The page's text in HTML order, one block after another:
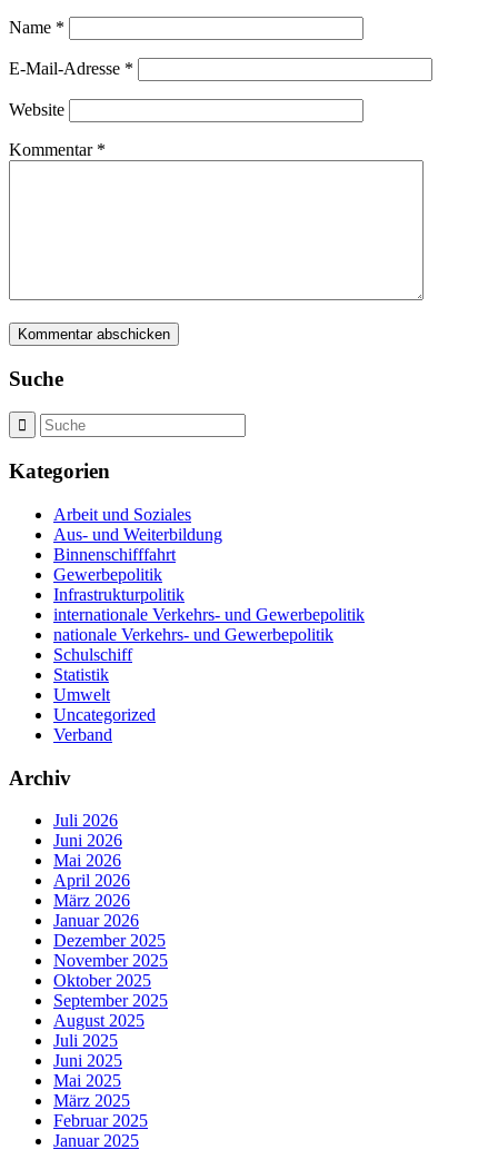
Name *
E-Mail-Adresse *
Website
Kommentar *
Suche
Kategorien
Arbeit und Soziales
Aus- und Weiterbildung
Binnenschifffahrt
Gewerbepolitik
Infrastrukturpolitik
internationale Verkehrs- und Gewerbepolitik
nationale Verkehrs- und Gewerbepolitik
Schulschiff
Statistik
Umwelt
Uncategorized
Verband
Archiv
Juli 2026
Juni 2026
Mai 2026
April 2026
März 2026
Januar 2026
Dezember 2025
November 2025
Oktober 2025
September 2025
August 2025
Juli 2025
Juni 2025
Mai 2025
März 2025
Februar 2025
Januar 2025